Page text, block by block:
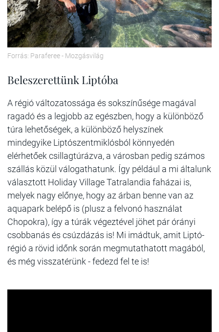
Forrás: Paraferee - Mozgásvilág
Beleszerettünk Liptóba
A régió változatossága és sokszínűsége magával
ragadó és a legjobb az egészben, hogy a különböző
túra lehetőségek, a különböző helyszínek
mindegyike Liptószentmiklósból könnyedén
elérhetőek csillagtúrázva, a városban pedig számos
szállás közül válogathatunk. Így például a mi általunk
választott Holiday Village Tatralandia faházai is,
melyek nagy előnye, hogy az árban benne van az
aquapark belépő is (plusz a felvonó használat
Chopokra), így a túrák végeztével jöhet pár órányi
csobbanás és csúzdázás is! Mi imádtuk, amit Liptó-
régió a rövid időnk során megmutathatott magából,
és még visszatérünk - fedezd fel te is!